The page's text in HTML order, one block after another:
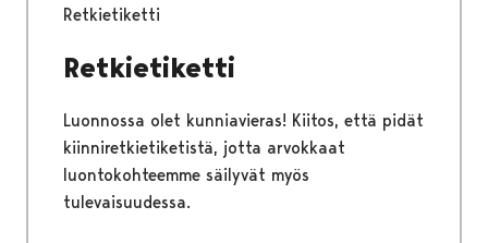
Retkietiketti
Retkietiketti
Luonnossa olet kunniavieras! Kiitos, että pidät
kiinniretkietiketistä, jotta arvokkaat
luontokohteemme säilyvät myös
tulevaisuudessa.